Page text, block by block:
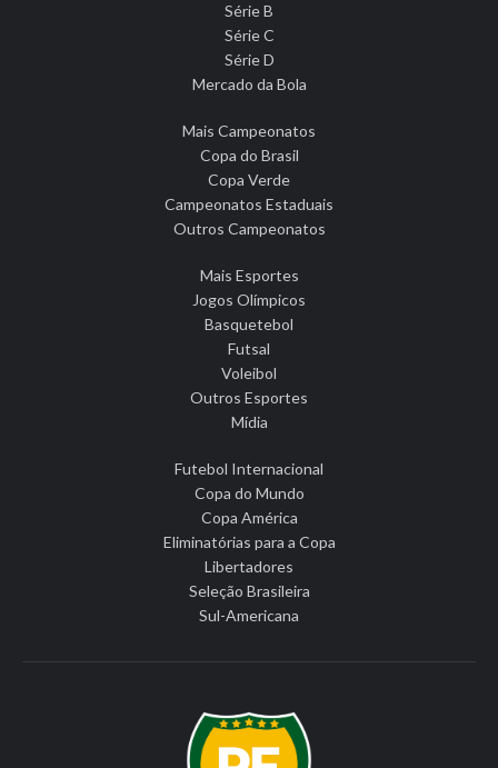
Série B
Série C
Série D
Mercado da Bola
Mais Campeonatos
Copa do Brasil
Copa Verde
Campeonatos Estaduais
Outros Campeonatos
Mais Esportes
Jogos Olímpicos
Basquetebol
Futsal
Voleibol
Outros Esportes
Mídia
Futebol Internacional
Copa do Mundo
Copa América
Eliminatórias para a Copa
Libertadores
Seleção Brasileira
Sul-Americana